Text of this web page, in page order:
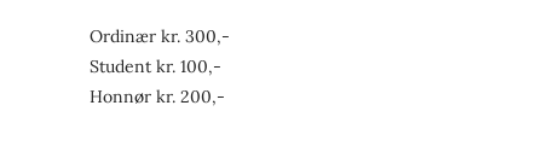
Ordinær kr. 300,-
Student kr. 100,-
Honnør kr. 200,-